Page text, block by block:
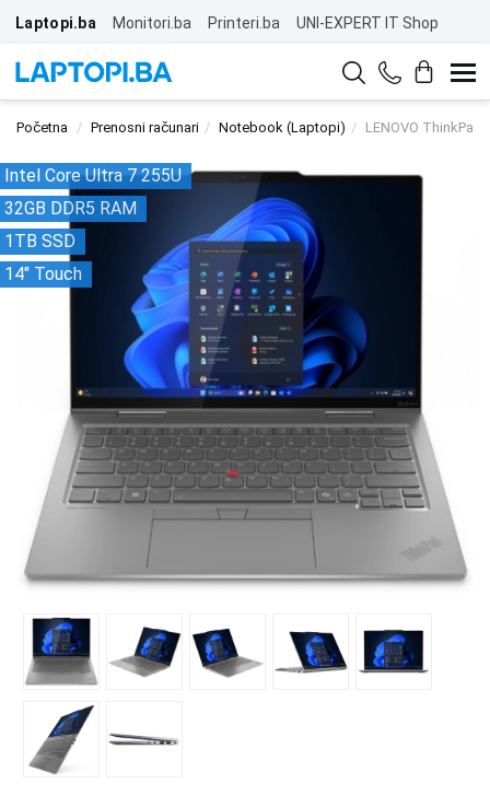
Laptopi.ba Monitori.ba Printeri.ba UNI-EXPERT IT Shop
Početna Prenosni računari Notebook (Laptopi) LENOVO ThinkPad
Intel Core Ultra 7 255U
32GB DDR5 RAM
1TB SSD
14" Touch